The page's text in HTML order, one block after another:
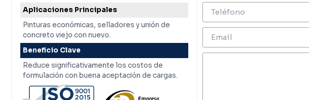
Aplicaciones Principales
Pinturas económicas, selladores y unión de
concreto viejo con nuevo.
Beneficio Clave
Reduce significativamente los costos de
formulación con buena aceptación de cargas.